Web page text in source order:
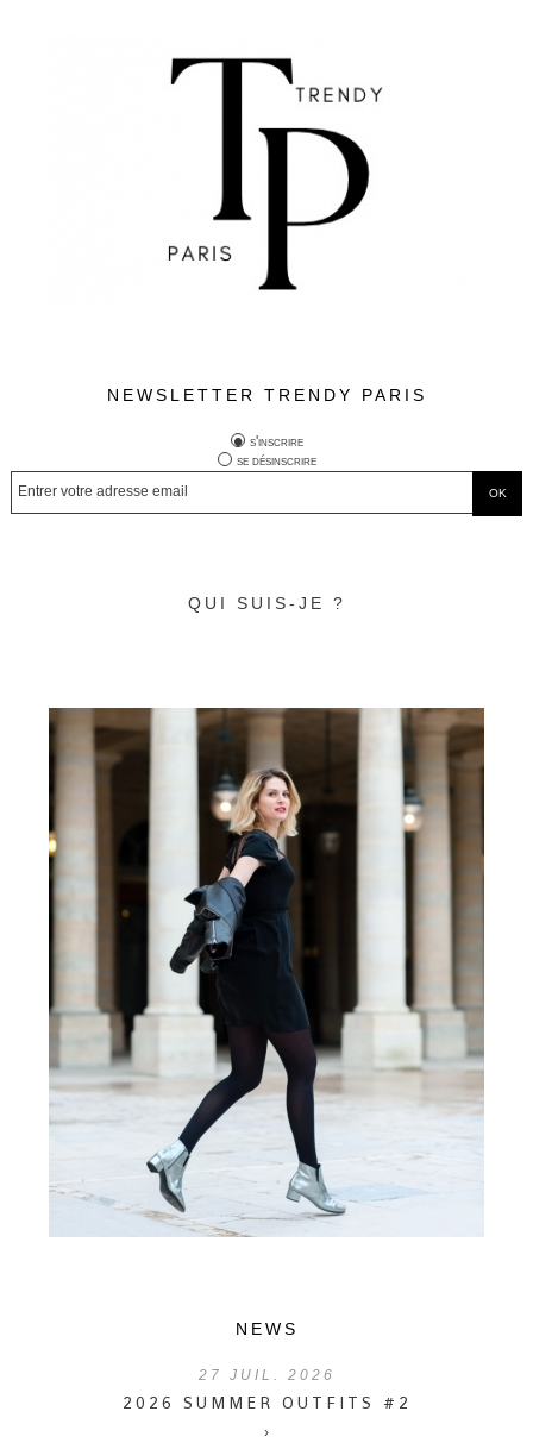
NEWSLETTER TRENDY PARIS
s'inscrire
se désinscrire
QUI SUIS-JE ?
NEWS
27 JUIL. 2026
2026 SUMMER OUTFITS #2
›